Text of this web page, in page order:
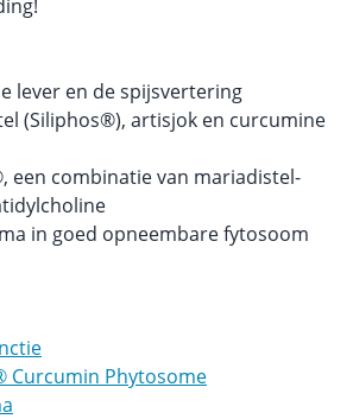
lever en de spijsvertering
(Siliphos®), artisjok en curcumine
een combinatie van mariadistel-
in goed opneembare fytosoom
Curcumin Phytosome